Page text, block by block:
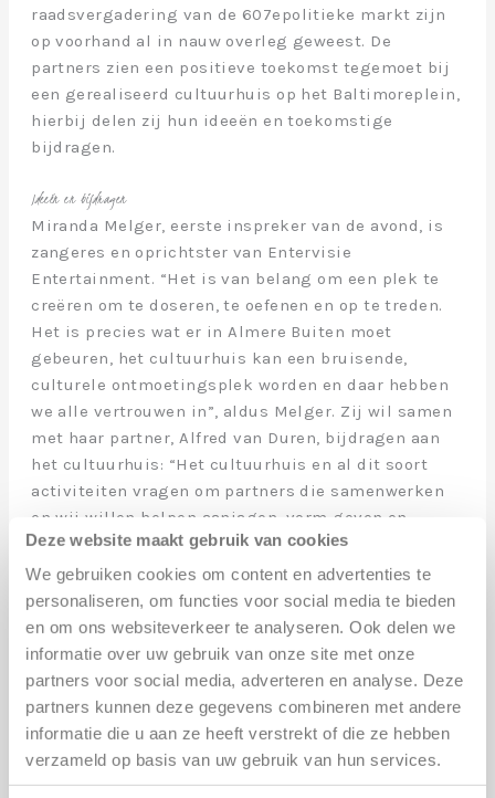
Deze website maakt gebruik van cookies
We gebruiken cookies om content en advertenties te
personaliseren, om functies voor social media te bieden
en om ons websiteverkeer te analyseren. Ook delen we
informatie over uw gebruik van onze site met onze
partners voor social media, adverteren en analyse. Deze
partners kunnen deze gegevens combineren met andere
informatie die u aan ze heeft verstrekt of die ze hebben
verzameld op basis van uw gebruik van hun services.
raadsvergadering van de 607epolitieke markt zijn
op voorhand al in nauw overleg geweest. De
partners zien een positieve toekomst tegemoet bij
een gerealiseerd cultuurhuis op het Baltimoreplein,
hierbij delen zij hun ideeën en toekomstige
bijdragen.
Ideeën en bijdragen
Miranda Melger, eerste inspreker van de avond, is
zangeres en oprichtster van Entervisie
Entertainment. “Het is van belang om een plek te
creëren om te doseren, te oefenen en op te treden.
Het is precies wat er in Almere Buiten moet
gebeuren, het cultuurhuis kan een bruisende,
culturele ontmoetingsplek worden en daar hebben
we alle vertrouwen in”, aldus Melger. Zij wil samen
met haar partner, Alfred van Duren, bijdragen aan
het cultuurhuis: “Het cultuurhuis en al dit soort
activiteiten vragen om partners die samenwerken
en wij willen helpen aanjagen, vorm geven en
tevens muziekeducatie integreren”, aldus Melger.
Annerie Brenninkmeijer, directrice van de Nieuwe
Bibliotheek in Almere Buiten, vervolgt Melger en is
blij om te horen dat de realisatie van het
cultuurhuis bespreekbaar is. “Het komt goed
overeen met de ambities van de bibliotheek”, aldus
Brenninkmeijer. De directrice is van mening dat het
cultuurhuis en de bibliotheek van een mooie
samenwerking voorzien kan wordenwat zorgt voor
reuring in het centrum van Almere Buiten.